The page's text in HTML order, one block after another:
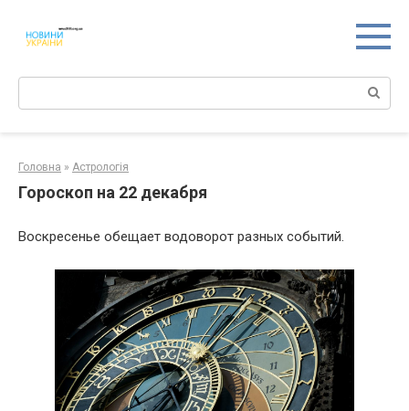
контенту
Поиск:
Головна » Астрологія
Гороскоп на 22 декабря
Воскресенье обещает водоворот разных событий.